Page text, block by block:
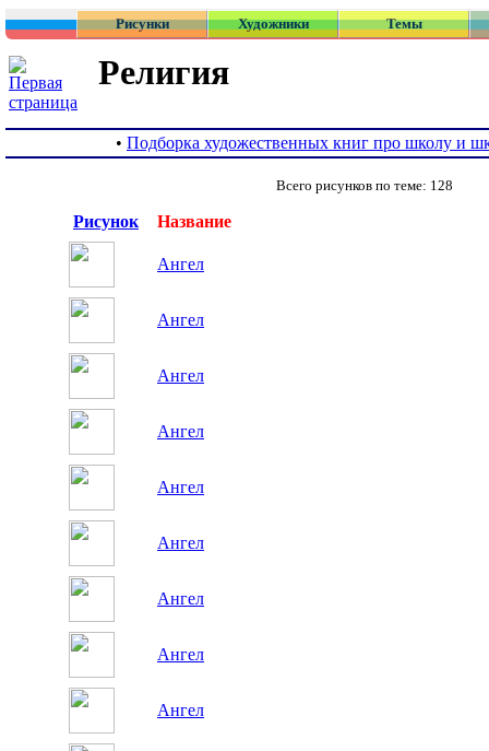
Рисунки Художники Темы
Религия
• Подборка художественных книг про школу и
Всего рисунков по теме: 128
Рисунок Название
Ангел
Ангел
Ангел
Ангел
Ангел
Ангел
Ангел
Ангел
Ангел